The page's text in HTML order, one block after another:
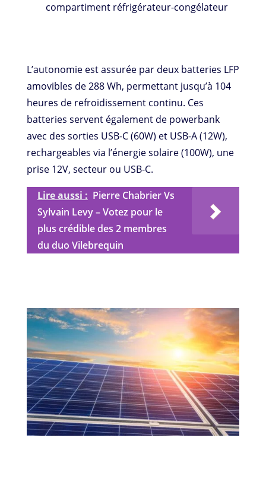
compartiment réfrigérateur-congélateur
L’autonomie est assurée par deux batteries LFP
amovibles de 288 Wh, permettant jusqu’à 104
heures de refroidissement continu. Ces
batteries servent également de powerbank
avec des sorties USB-C (60W) et USB-A (12W),
rechargeables via l’énergie solaire (100W), une
prise 12V, secteur ou USB-C.
Lire aussi : Pierre Chabrier Vs
Sylvain Levy – Votez pour le
plus crédible des 2 membres
du duo Vilebrequin